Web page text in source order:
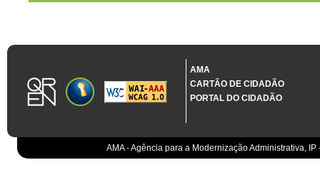
AMA
CARTÃO DE CIDADÃO
PORTAL DO CIDADÃO
AMA - Agência para a Modernização Administrativa,